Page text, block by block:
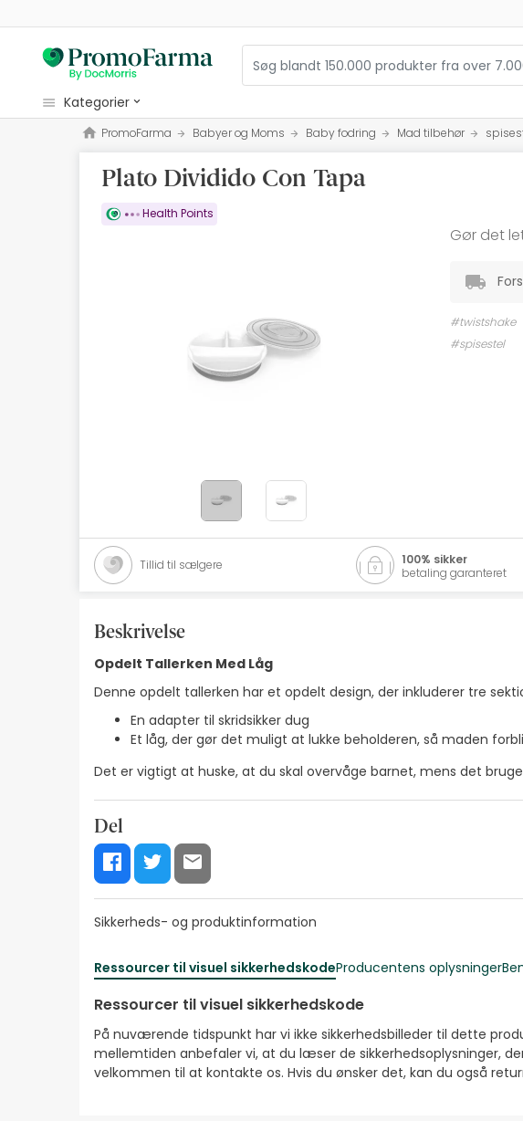
kategorier
kosmetiske
sundhed
hygiejne
Bedste sælgere
Health Points
PromoFarma Babyer og Moms Baby fodring Mad tilbehør
Plato Dividido Con Tapa
Health Points
Gør det
#twistshake
#spisestel
Tillid til sælgere
100% sikker
betaling garanteret
Beskrivelse
Opdelt Tallerken Med Låg
Denne opdelt tallerken har et opdelt design, der inkluderer tre
En adapter til skridsikker dug
Et låg, der gør det muligt at lukke beholderen, så maden
Det er vigtigt at huske, at du skal overvåge barnet, mens det
Del
Sikkerheds- og produktinformation
Ressourcer til visuel sikkerhedskodeProducentens oplysninger
Ressourcer til visuel sikkerhedskode
På nuværende tidspunkt har vi ikke sikkerhedsbilleder til dette
mellemtiden anbefaler vi, at du læser de sikkerhedsoplysninger,
velkommen til at kontakte os. Hvis du ønsker det, kan du også